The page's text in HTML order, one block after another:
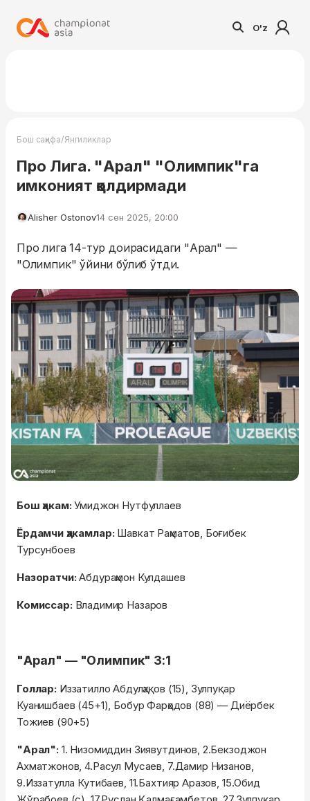
O'z
Бош саҳифа/Янгиликлар
Про Лига. "Арал" "Олимпик"га
имконият қолдирмади
Alisher Ostonov14 сен 2025, 20:00
Про лига 14-тур доирасидаги "Арал" —
"Олимпик" ўйини бўлиб ўтди.
Бош ҳакам:Умиджон Нутфуллаев
Ёрдамчи ҳакамлар:Шавкат Раҳматов, Боғибек
Турсунбоев
Назоратчи:Абдураҳмон Кулдашев
Комиссар: Владимир Назаров
"Арал" — "Олимпик" 3:1
Голлар: Иззатилло Абдулҳақов (15), Зулпуқар
Куанишбаев (45+1), Бобур Фарҳодов (88) — Диёрбек
Тожиев (90+5)
"Арал": 1. Низомиддин Зиявутдинов, 2.Бекзоджон
Ахматжонов, 4.Расул Мусаев, 7.Дамир Низанов,
9.Иззатулла Кутибаев, 11.Бахтияр Аразов, 15.Обид